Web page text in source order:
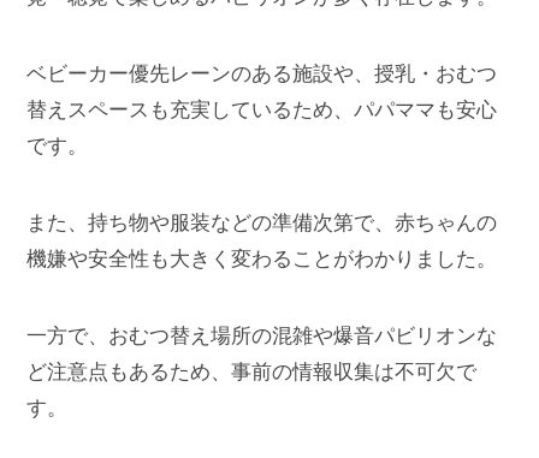
ベビーカー優先レーンのある施設や、授乳・おむつ
替えスペースも充実しているため、パパママも安心
です。
また、持ち物や服装などの準備次第で、赤ちゃんの
機嫌や安全性も大きく変わることがわかりました。
一方で、おむつ替え場所の混雑や爆音パビリオンな
ど注意点もあるため、事前の情報収集は不可欠で
す。